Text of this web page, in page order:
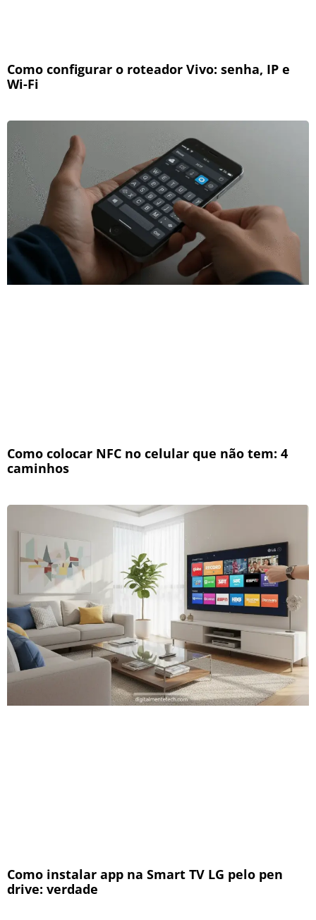
Como configurar o roteador Vivo: senha, IP e
Wi-Fi
Como colocar NFC no celular que não tem: 4
caminhos
Como instalar app na Smart TV LG pelo pen
drive: verdade